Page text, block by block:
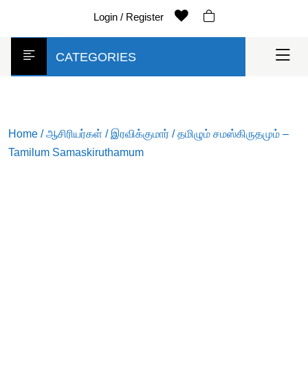
Login / Register
CATEGORIES
Home /ஆசிரியர்கள் / இரவிக்குமார் / தமிழும் சமஸ்கிருதமும் –
Tamilum Samaskiruthamum